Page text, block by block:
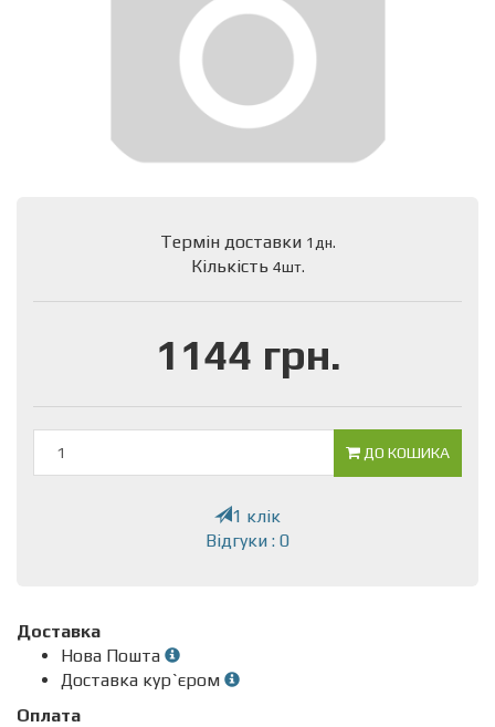
Термін доставки 1дн.
Кількість 4шт.
1144 грн.
ДО КОШИКА
1 клік
Відгуки : 0
Доставка
Нова Пошта
Доставка кур`єром
Оплата